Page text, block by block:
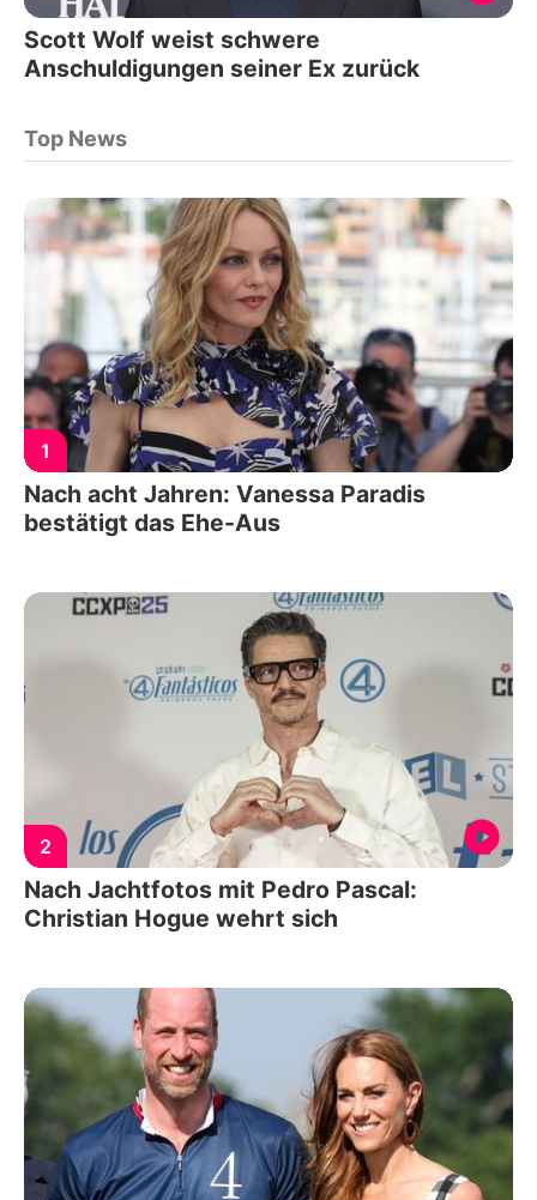
Scott Wolf weist schwere
Anschuldigungen seiner Ex zurück
Top News
1
Nach acht Jahren: Vanessa Paradis
bestätigt das Ehe-Aus
2
Nach Jachtfotos mit Pedro Pascal:
Christian Hogue wehrt sich